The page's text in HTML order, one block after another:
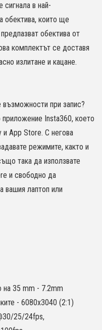
сигнала в най-
обектива, които ще
обектива от
комплектът се доставя
излитане и кацане.
при запис?
приложение Insta360, което
и App Store. С негова
режимите, както и
така да използвате
и свободно да
вашия лаптоп или
на 35 mm - 7.2mm
- 6080x3040 (2:1)
25/24fps,